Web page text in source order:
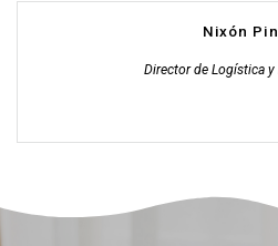
Nixón
Director de Logística